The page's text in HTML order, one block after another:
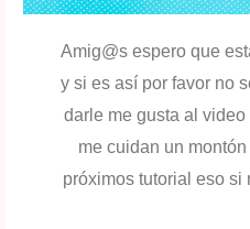
Amig@s espero que
y si es así por favor no
darle me gusta al
me cuidan un
próximos tutorial eso si